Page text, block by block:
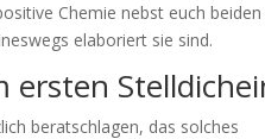
Chemie nebst euch beiden
elaboriert sie sind.
ersten
beratschlagen, das solches